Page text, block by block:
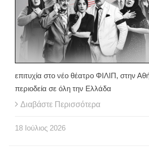
επιτυχία στο νέο θέατρο ΦΙΛΙΠ, στην
περιοδεία σε όλη την Ελλάδα
Διαβάστε Περισσότερα
18 Ιούλιος 2026